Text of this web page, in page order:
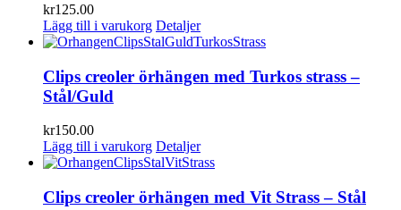
kr125.00
Lägg till i varukorg Detaljer
Clips creoler örhängen med Turkos strass –
Stål/Guld
kr150.00
Lägg till i varukorg Detaljer
Clips creoler örhängen med Vit Strass – Stål